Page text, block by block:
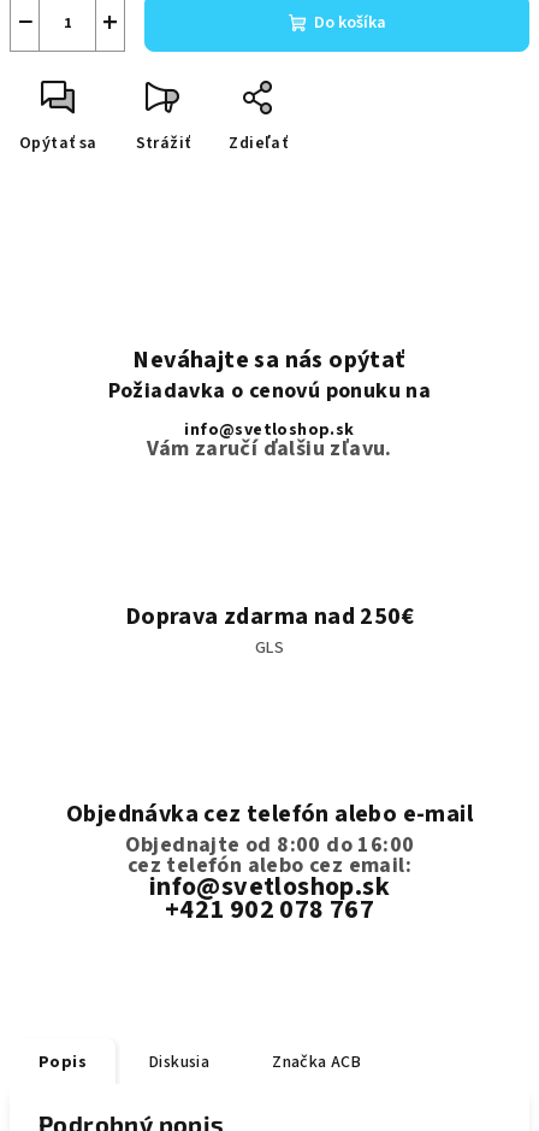
+
− Do košíka
Opýtať sa Strážiť Zdieľať
Neváhajte sa nás opýtať
Požiadavka o cenovú ponuku na
info@svetloshop.sk
Vám zaručí ďalšiu zľavu.
Doprava zdarma nad 250€
GLS
Objednávka cez telefón alebo e-mail
Objednajte od 8:00 do 16:00
cez telefón alebo cez email:
info@svetloshop.sk
+421 902 078 767
Popis Diskusia Značka ACB
Podrobný popis